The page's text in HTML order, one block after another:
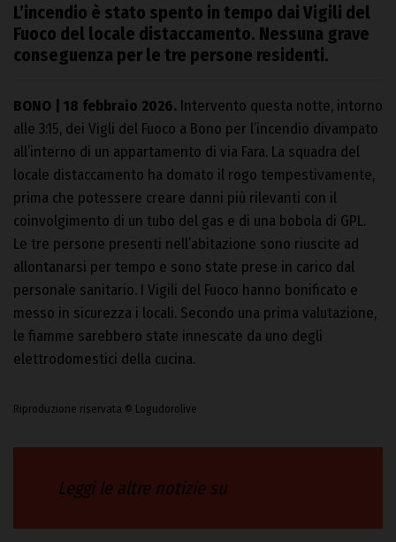
L’incendio è stato spento in tempo dai Vigili del
Fuoco del locale distaccamento. Nessuna grave
conseguenza per le tre persone residenti.
BONO | 18 febbraio 2026. Intervento questa notte, intorno
alle 3:15, dei Vigli del Fuoco a Bono per l’incendio divampato
all’interno di un appartamento di via Fara. La squadra del
locale distaccamento ha domato il rogo tempestivamente,
prima che potessere creare danni più rilevanti con il
coinvolgimento di un tubo del gas e di una bobola di GPL.
Le tre persone presenti nell’abitazione sono riuscite ad
allontanarsi per tempo e sono state prese in carico dal
personale sanitario. I Vigili del Fuoco hanno bonificato e
messo in sicurezza i locali. Secondo una prima valutazione,
le fiamme sarebbero state innescate da uno degli
elettrodomestici della cucina.
Riproduzione riservata © Logudorolive
Leggi le altre notizie su